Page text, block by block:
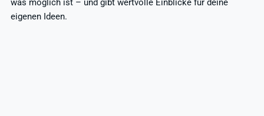
was möglich ist – und gibt wertvolle Einblicke für deine
eigenen Ideen.